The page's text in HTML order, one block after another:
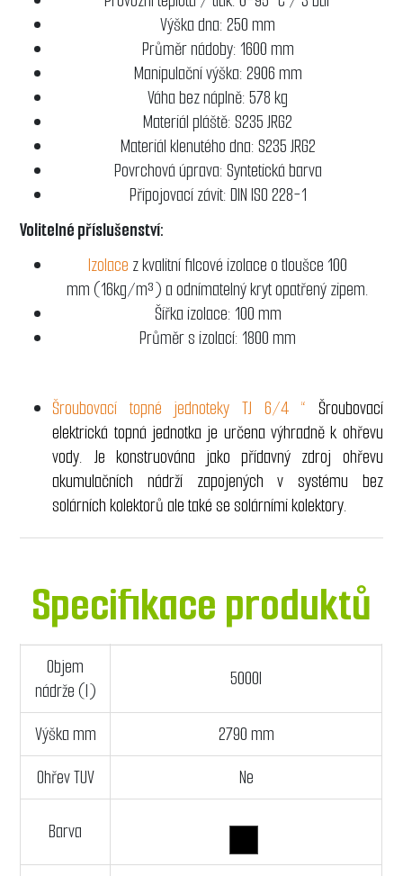
Výška dna: 250 mm
Průměr nádoby: 1600 mm
Manipulační výška: 2906 mm
Váha bez náplně: 578 kg
Materiál pláště: S235 JRG2
Materiál klenutého dna: S235 JRG2
Povrchová úprava: Syntetická barva
Připojovací závit: DIN ISO 228-1
Volitelné příslušenství:
Izolace z kvalitní filcové izolace o tloušce 100
mm (16kg/m³) a odnímatelný kryt opatřený zipem.
Šířka izolace: 100 mm
Průměr s izolací: 1800 mm
Šroubovací topné jednoteky TJ 6/4 “ Šroubovací
elektrická topná jednotka je určena výhradně k ohřevu
vody. Je konstruována jako přídavný zdroj ohřevu
akumulačních nádrží zapojených v systému bez
solárních kolektorů ale také se solárními kolektory.
Specifikace produktů
Objem
nádrže (l)
5000l
Výška mm
2790 mm
Ohřev TUV
Ne
Barva